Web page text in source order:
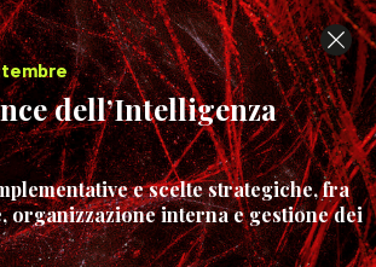
dell’Intelligenza
e scelte strategiche, fra
organizzazione interna e gestione dei